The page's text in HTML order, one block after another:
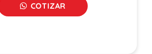
COTIZAR